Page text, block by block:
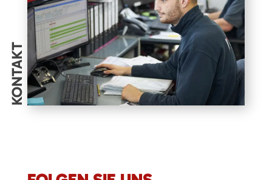
KONTAKT